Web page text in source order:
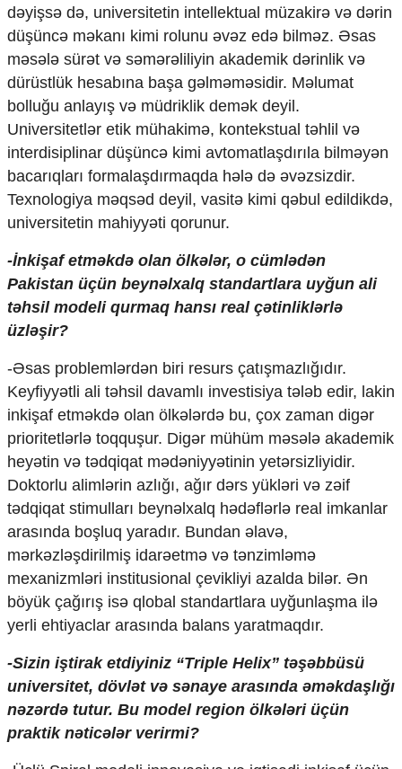
dəyişsə də, universitetin intellektual müzakirə və dərin
düşüncə məkanı kimi rolunu əvəz edə bilməz. Əsas
məsələ sürət və səmərəliliyin akademik dərinlik və
dürüstlük hesabına başa gəlməməsidir. Məlumat
bolluğu anlayış və müdriklik demək deyil.
Universitetlər etik mühakimə, kontekstual təhlil və
interdisiplinar düşüncə kimi avtomatlaşdırıla bilməyən
bacarıqları formalaşdırmaqda hələ də əvəzsizdir.
Texnologiya məqsəd deyil, vasitə kimi qəbul edildikdə,
universitetin mahiyyəti qorunur.
-İnkişaf etməkdə olan ölkələr, o cümlədən
Pakistan üçün beynəlxalq standartlara uyğun ali
təhsil modeli qurmaq hansı real çətinliklərlə
üzləşir?
-Əsas problemlərdən biri resurs çatışmazlığıdır.
Keyfiyyətli ali təhsil davamlı investisiya tələb edir, lakin
inkişaf etməkdə olan ölkələrdə bu, çox zaman digər
prioritetlərlə toqquşur. Digər mühüm məsələ akademik
heyətin və tədqiqat mədəniyyətinin yetərsizliyidir.
Doktorlu alimlərin azlığı, ağır dərs yükləri və zəif
tədqiqat stimulları beynəlxalq hədəflərlə real imkanlar
arasında boşluq yaradır. Bundan əlavə,
mərkəzləşdirilmiş idarəetmə və tənzimləmə
mexanizmləri institusional çevikliyi azalda bilər. Ən
böyük çağırış isə qlobal standartlara uyğunlaşma ilə
yerli ehtiyaclar arasında balans yaratmaqdır.
-Sizin iştirak etdiyiniz “Triple Helix” təşəbbüsü
universitet, dövlət və sənaye arasında əməkdaşlığı
nəzərdə tutur. Bu model region ölkələri üçün
praktik nəticələr verirmi?